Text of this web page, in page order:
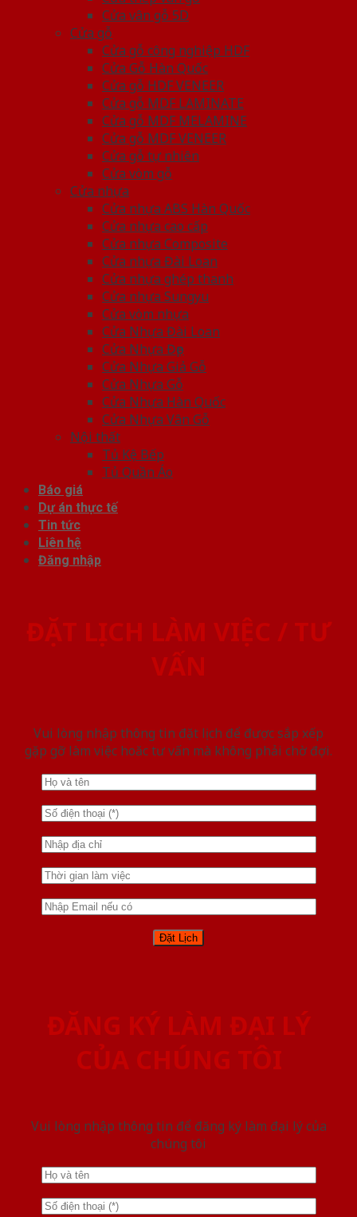
Cửa vân gỗ 5D
Cửa gỗ
Cửa gỗ công nghiệp HDF
Cửa Gỗ Hàn Quốc
Cửa gỗ HDF VENEER
Cửa gỗ MDF LAMINATE
Cửa gỗ MDF MELAMINE
Cửa gỗ MDF VENEER
Cửa gỗ tự nhiên
Cửa vòm gỗ
Cửa nhựa
Cửa nhựa ABS Hàn Quốc
Cửa nhựa cao cấp
Cửa nhựa Composite
Cửa nhựa Đài Loan
Cửa nhựa ghép thanh
Cửa nhựa Sungyu
Cửa vòm nhựa
Cửa Nhựa Đài Loan
Cửa Nhựa Đẹp
Cửa Nhựa Giả Gỗ
Cửa Nhựa Gỗ
Cửa Nhựa Hàn Quốc
Cửa Nhựa Vân Gỗ
Nội thất
Tủ Kệ Bếp
Tủ Quần Áo
Báo giá
Dự án thực tế
Tin tức
Liên hệ
Đăng nhập
ĐẶT LỊCH LÀM VIỆC / TƯ
VẤN
Vui lòng nhập thông tin đặt lịch để được sắp xếp
gặp gỡ làm việc hoăc tư vấn mà không phải chờ đợi.
ĐĂNG KÝ LÀM ĐẠI LÝ
CỦA CHÚNG TÔI
Vui lòng nhập thông tin để đăng ký làm đại lý của
chúng tôi